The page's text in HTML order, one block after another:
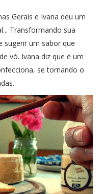
Gerais e Ivana deu um
Transformando sua
sugerir um sabor que
vó. Ivana diz que é um
se tornando o